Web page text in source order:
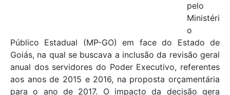
pelo
Ministéri
o
Público Estadual (MP-GO) em face do Estado de
Goiás, na qual se buscava a inclusão da revisão geral
anual dos servidores do Poder Executivo, referentes
aos anos de 2015 e 2016, na proposta orçamentária
para o ano de 2017. O impacto da decisão gera